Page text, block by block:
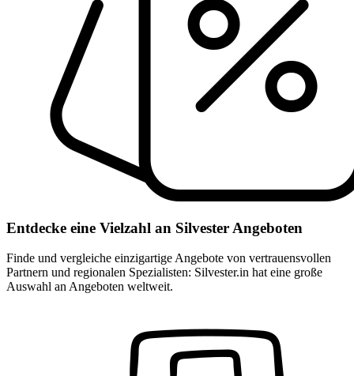
Entdecke eine Vielzahl an Silvester Angeboten
Finde und vergleiche einzigartige Angebote von vertrauensvollen
Partnern und regionalen Spezialisten: Silvester.in hat eine große
Auswahl an Angeboten weltweit.